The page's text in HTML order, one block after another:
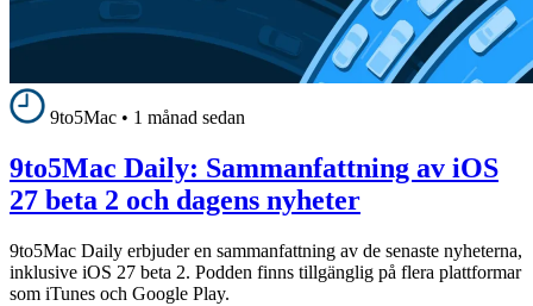
9to5Mac • 1 månad sedan
9to5Mac Daily: Sammanfattning av iOS
27 beta 2 och dagens nyheter
9to5Mac Daily erbjuder en sammanfattning av de senaste nyheterna,
inklusive iOS 27 beta 2. Podden finns tillgänglig på flera plattformar
som iTunes och Google Play.